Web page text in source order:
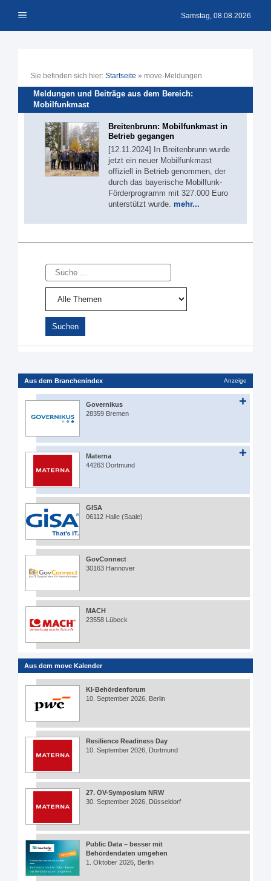
Inhalt Menü Samstag, 08.08.2026
Sie befinden sich hier: Startseite » move-Meldungen
Meldungen und Beiträge aus dem Bereich:
Mobilfunkmast
Breitenbrunn: Mobilfunkmast in
Betrieb gegangen
[12.11.2024] In Breitenbrunn wurde
jetzt ein neuer Mobilfunkmast
offiziell in Betrieb genommen, der
durch das bayerische Mobilfunk-
Förderprogramm mit 327.000 Euro
unterstützt wurde. mehr...
Suche
Aus dem Branchenindex Anzeige
Governikus
28359 Bremen
Materna
44263 Dortmund
GISA
06112 Halle (Saale)
GovConnect
30163 Hannover
MACH
23558 Lübeck
Aus dem move Kalender
KI-Behördenforum
10. September 2026, Berlin
Resilience Readiness Day
10. September 2026, Dortmund
27. ÖV-Symposium NRW
30. September 2026, Düsseldorf
Public Data – besser mit
Behördendaten umgehen
1. Oktober 2026, Berlin